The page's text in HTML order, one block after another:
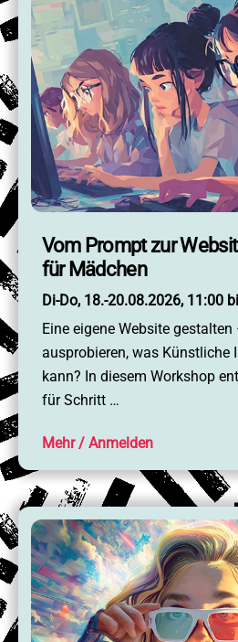
Vom Prompt zur
für Mädchen
Di-Do, 18.-20.08.2026, 11:00
Eine eigene Website
ausprobieren, was Künstliche
kann? In diesem Workshop
für Schritt …
Mehr